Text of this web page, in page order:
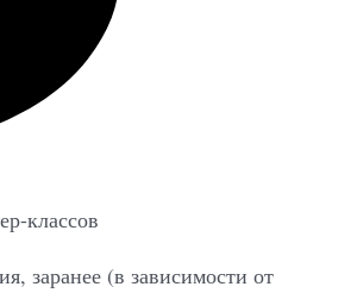
классов
заранее (в зависимости от